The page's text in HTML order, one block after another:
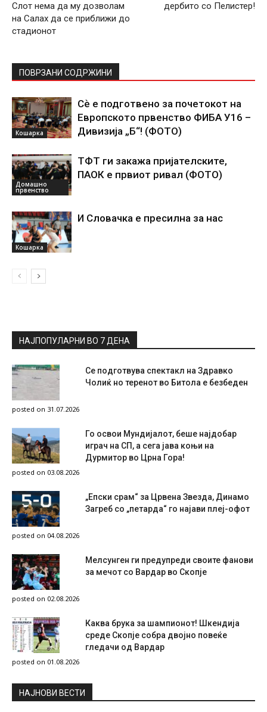
Слот нема да му дозволам
на Салах да се приближи до
стадионот
дербито со Пелистер!
ПОВРЗАНИ СОДРЖИНИ
Кошарка
Сѐ е подготвено за почетокот на
Европското првенство ФИБА У16 –
Дивизија „Б“! (ФОТО)
Домашно
првенство
ТФТ ги закажа пријателските,
ПАОК е првиот ривал (ФОТО)
Кошарка
И Словачка е пресилна за нас
НАЈПОПУЛАРНИ ВО 7 ДЕНА
Се подготвува спектакл на Здравко
Чолиќ но теренот во Битола е безбеден
posted on 31.07.2026
Го освои Мундијалот, беше најдобар
играч на СП, а сега јава коњи на
Дурмитор во Црна Гора!
posted on 03.08.2026
„Епски срам“ за Црвена Звезда, Динамо
Загреб со „петарда“ го најави плеј-офот
posted on 04.08.2026
Мелсунген ги предупреди своите фанови
за мечот со Вардар во Скопје
posted on 02.08.2026
Каква брука за шампионот! Шкендија
среде Скопје собра двојно повеќе
гледачи од Вардар
posted on 01.08.2026
НAЈНОВИ ВЕСТИ